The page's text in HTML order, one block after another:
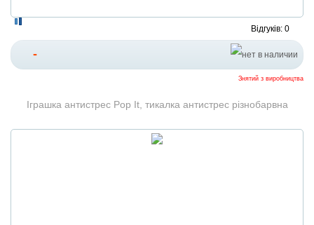
Відгуків: 0
-
Знятий з виробництва
Іграшка антистрес Pop It, тикалка антистрес різнобарвна